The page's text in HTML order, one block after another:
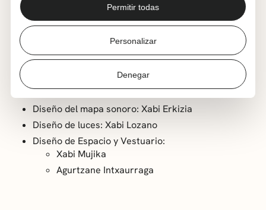
Permitir todas
Personalizar
Denegar
Autor y Directora: Agurtzane Intxaurraga
Ayudante de dirección: Miren Gojenola
Miren Gaztañaga
Diseño del mapa sonoro: Xabi Erkizia
Diseño de luces: Xabi Lozano
Diseño de Espacio y Vestuario:
Xabi Mujika
Agurtzane Intxaurraga